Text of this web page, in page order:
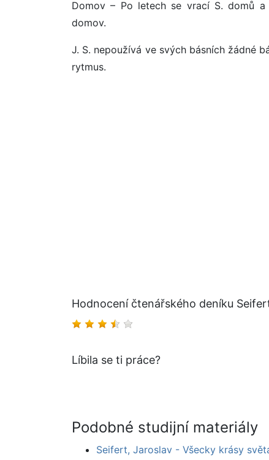
Domov – Po letech se vrací S. domů
domov.
J. S. nepoužívá ve svých básních žádné
rytmus.
Hodnocení čtenářského deníku
Líbila se ti práce?
Podobné studijní materiály
Seifert, Jaroslav - Všecky krásy